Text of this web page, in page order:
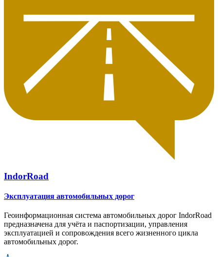
IndorRoad
Эксплуатация автомобильных дорог
Геоинформационная система автомобильных дорог IndorRoad
предназначена для учёта и паспортизации, управления
эксплуатацией и сопровождения всего жизненного цикла
автомобильных дорог.